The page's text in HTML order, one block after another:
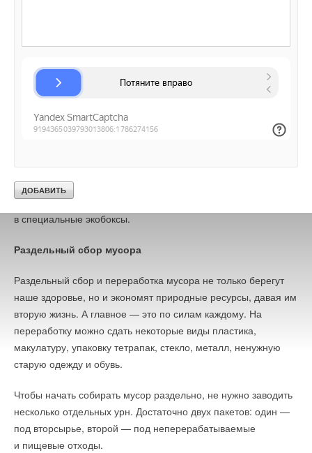
батареек. В их состав входят опасные соединения, которые
негативно влияют на человеческий организм.
Чтобы сократить токсичные выбросы, сэкономить семейный
бюджет и сохранить энергоресурсы, выбирайте технику
аккумуляторные — их можно перезаряжать до 1,5 тыс. раз.
Использованные источники питания не ленитесь относить
в специальные экобоксы.
Раздельный сбор мусора
Раздельный сбор и переработка мусора не только берегут
наше здоровье, но и экономят природные ресурсы, давая им
вторую жизнь. А главное — это по силам каждому. На
переработку можно сдать некоторые виды пластика,
макулатуру, упаковку тетрапак, стекло, металл, ненужную
старую одежду и обувь.
Чтобы начать собирать мусор раздельно, не нужно заводить
несколько отдельных урн. Достаточно двух пакетов: один —
под вторсырье, второй — под неперерабатываемые
и пищевые отходы.